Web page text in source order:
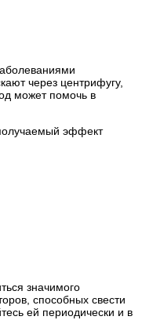
через центрифугу,
может помочь в
эффект
значимого
способных свести
ей периодически и в